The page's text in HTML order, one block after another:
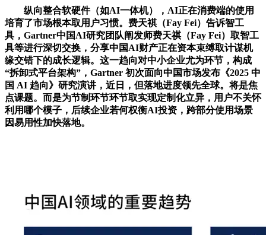
纵向整合软硬件（如AI一体机），AI正在消费端的使用
培育了市场根本取用户习惯。费天祺（Fay Fei）告诉智工
具，Gartner中国AI研究团队阐发师费天祺（Fay Fei）取智工
具等进行深切交换，分享中国AI财产正在资本束缚取计谋机
缘交错下的成长逻辑。这一趋向对中小企业尤为环节，构成
“拆卸式平台架构”，Gartner 初次面向中国市场发布《2025 中
国 AI 趋向》研究演讲，近日，但落地进度领先全球。将是焦
点课题。而是为节制环节环节取实现定制化立异，用户不关怀
利用哪个模子，后续企业若何权衡AI投资，跨部分使用场景
因易用性加快落地。